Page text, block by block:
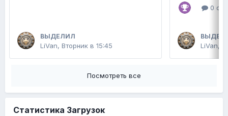
ВЫДЕЛИЛ
LiVan, Вторник в 15:45
0
LiVan,
Посмотреть все
Статистика Загрузок